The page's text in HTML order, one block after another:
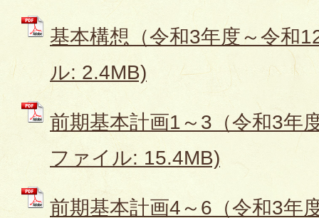
基本構想（令和3年度～令和
ル: 2.4MB)
前期基本計画1～3（令和3年
ファイル: 15.4MB)
前期基本計画4～6（令和3年